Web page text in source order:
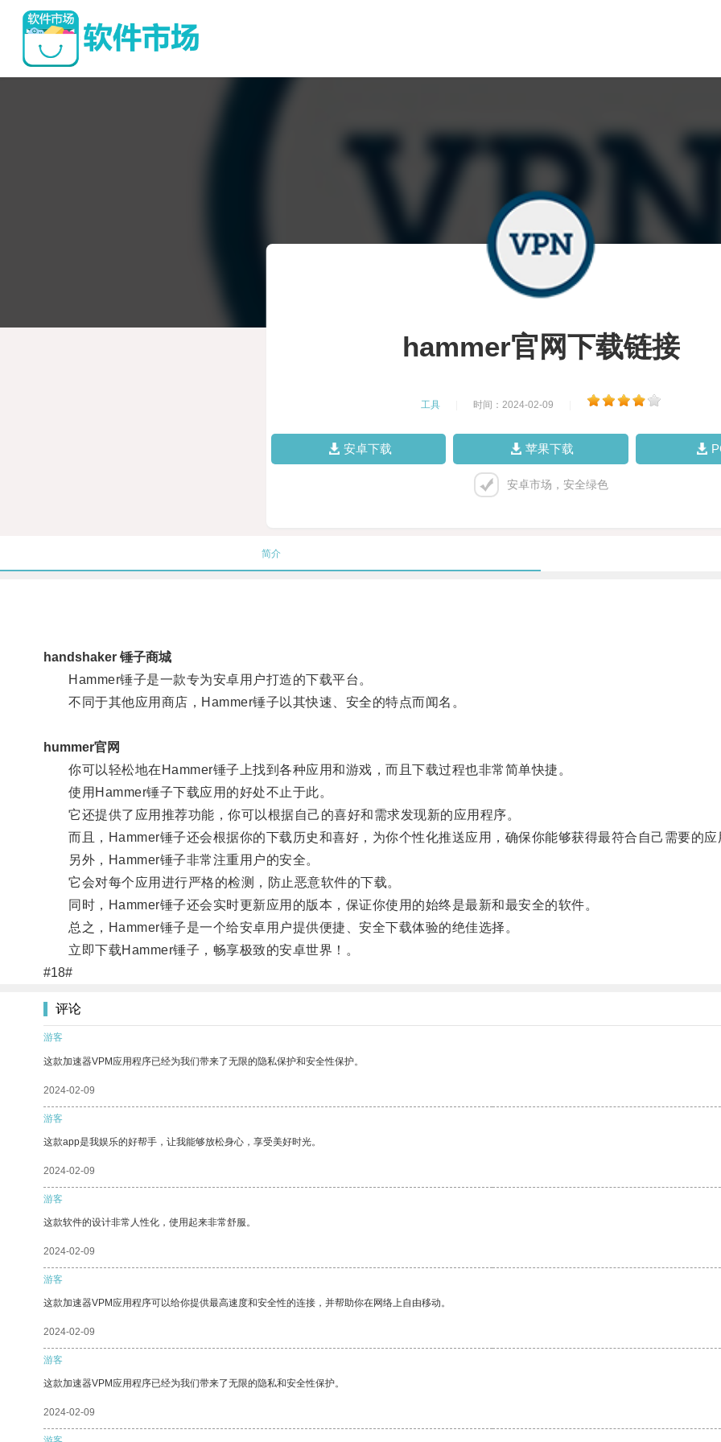
hammer官网下载链接
工具 时间：2024-02-09
安卓下载 苹果下载
安卓市场，安全绿色
简介
handshaker 锤子商城
Hammer锤子是一款专为安卓用户打造的下载平台。
不同于其他应用商店，Hammer锤子以其快速、安全的特点而闻名。
hummer官网
你可以轻松地在Hammer锤子上找到各种应用和游戏，而且下载过程也非常简单快捷。
使用Hammer锤子下载应用的好处不止于此。
它还提供了应用推荐功能，你可以根据自己的喜好和需求发现新的应用程序。
而且，Hammer锤子还会根据你的下载历史和喜好，为你个性化推送应用，确保你能够获得最符合自己需要的应
另外，Hammer锤子非常注重用户的安全。
它会对每个应用进行严格的检测，防止恶意软件的下载。
同时，Hammer锤子还会实时更新应用的版本，保证你使用的始终是最新和最安全的软件。
总之，Hammer锤子是一个给安卓用户提供便捷、安全下载体验的绝佳选择。
立即下载Hammer锤子，畅享极致的安卓世界！。
#18#
评论
游客
这款加速器VPM应用程序已经为我们带来了无限的隐私保护和安全性保护。
2024-02-09
游客
这款app是我娱乐的好帮手，让我能够放松身心，享受美好时光。
2024-02-09
游客
这款软件的设计非常人性化，使用起来非常舒服。
2024-02-09
游客
这款加速器VPM应用程序可以给你提供最高速度和安全性的连接，并帮助你在网络上自由移动。
2024-02-09
游客
这款加速器VPM应用程序已经为我们带来了无限的隐私和安全性保护。
2024-02-09